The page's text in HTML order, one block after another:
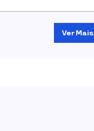
Ver Mais